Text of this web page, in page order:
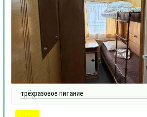
трёхразовое питание